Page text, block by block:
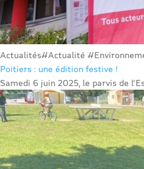
Actualités#Actualité
Poitiers : une édition festive !
Samedi 6 juin 2025, le parvis de